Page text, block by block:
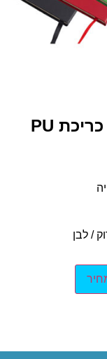
פנקס / מחברות עסקים A6 כריכת PU
/ לבן